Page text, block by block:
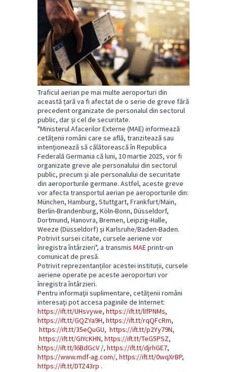
Traficul aerian pe mai multe aeroporturi din
această țară va fi afectat de o serie de greve fără
precedent organizate de personalul din sectorul
public, dar și cel de securitate.
"Ministerul Afacerilor Externe (MAE) informează
cetăţenii români care se află, tranzitează sau
intenţionează să călătorească în Republica
Federală Germania că luni, 10 martie 2025, vor fi
organizate greve ale personalului din sectorul
public, precum şi ale personalului de securitate
din aeroporturile germane. Astfel, aceste greve
vor afecta transportul aerian pe aeroporturile din:
München, Hamburg, Stuttgart, Frankfurt/Main,
Berlin-Brandenburg, Köln-Bonn, Düsseldorf,
Dortmund, Hanovra, Bremen, Leipzig-Halle,
Weeze (Düsseldorf) şi Karlsruhe/Baden-Baden.
Potrivit sursei citate, cursele aeriene vor
înregistra întârzieri", a transmis MAEprintr-un
comunicat de presă.
Potrivit reprezentanților acestei instituții, cursele
aeriene operate pe aceste aeroporturi vor
înregistra întârzieri.
Pentru informaţii suplimentare, cetăţenii români
interesaţi pot accesa paginile de Internet:
https://ift.tt/UHsvywe, https://ift.tt/lIfPNMs,
https://ift.tt/GQZYa9H, https://ift.tt/rqQFcRm,
https://ift.tt/35eQuGU, https://ift.tt/p2Yy79N,
https://ift.tt/GIYcKHN, https://ift.tt/TeG5PSZ,
https://ift.tt/l6BdGcV /, https://ift.tt/djrhGE7,
https://www.mdf-ag.com/, https://ift.tt/0wqXrBP,
https://ift.tt/DTZ43rp .